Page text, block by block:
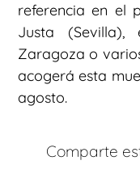
referencia en el
Justa
Zaragoza o
acogerá esta
agosto.
Comparte